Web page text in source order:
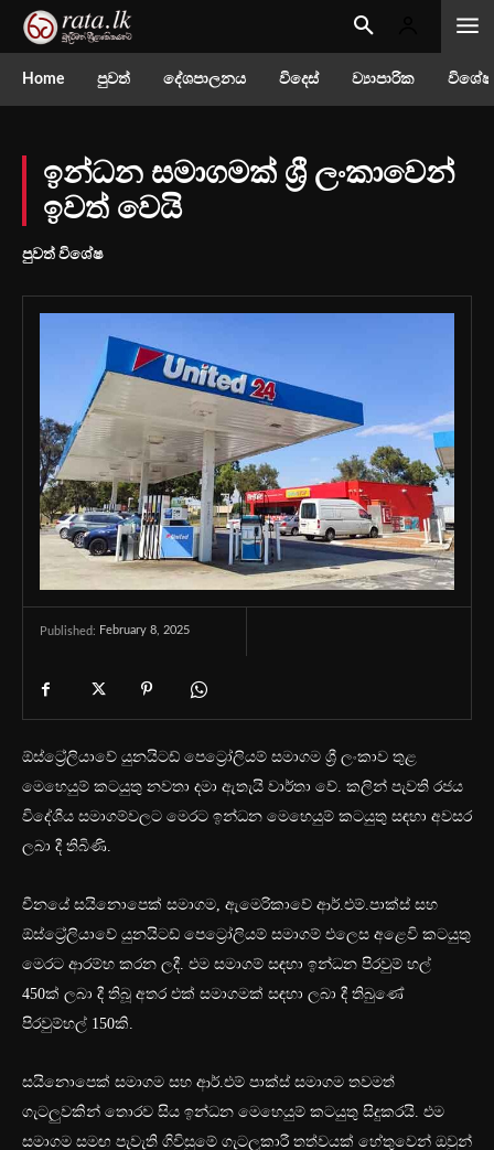
Home පුවත් දේශපාලනය විදෙස් ව්‍යාපාරික
ඉන්ධන සමාගමක් ශ්‍රී ලංකාවෙන්
ඉවත් වෙයි
පුවත් විශේෂ
Published: February 8, 2025
ඕස්ට්‍රේලියාවේ යුනයිටඩ් පෙට්‍රෝලියම් සමාගම ශ්‍රී ලංකාව තුළ
මෙහෙයුම් කටයුතු නවතා දමා ඇතැයි වාර්තා වේ. කලින් පැවති රජය
විදේශීය සමාගම්වලට මෙරට ඉන්ධන මෙහෙයුම් කටයුතු සඳහා අවසර
ලබා දී තිබිණි.
චීනයේ සයිනොපෙක් සමාගම, ඇමෙරිකාවේ ආර්.එම්.පාක්ස් සහ
ඕස්ට්‍රේලියාවේ යුනයිටඩ් පෙට්‍රෝලියම් සමාගම් එලෙස අළෙවි කටයුතු
මෙරට ආරම්භ කරන ලදී. එම සමාගම් සඳහා ඉන්ධන පිරවුම් හල්
450ක් ලබා දී තිබූ අතර එක් සමාගමක් සඳහා ලබා දී තිබුණේ
පිරවුම්හල් 150කි.
සයිනොපෙක් සමාගම සහ ආර්.එම් පාක්ස් සමාගම තවමත්
ගැටලුවකින් තොරව සිය ඉන්ධන මෙහෙයුම් කටයුතු සිදුකරයි. එම
සමාගම සමඟ පැවැති ගිවිසුමේ ගැටලුකාරී තත්වයක් හේතුවෙන් ඔවුන්